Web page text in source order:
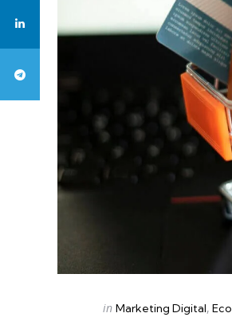
Categories
Posted
in Marketing Digital